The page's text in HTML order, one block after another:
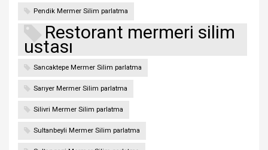
Pendik Mermer Silim parlatma
Restorant mermeri silim
ustası
Sancaktepe Mermer Silim parlatma
Sarıyer Mermer Silim parlatma
Silivri Mermer Silim parlatma
Sultanbeyli Mermer Silim parlatma